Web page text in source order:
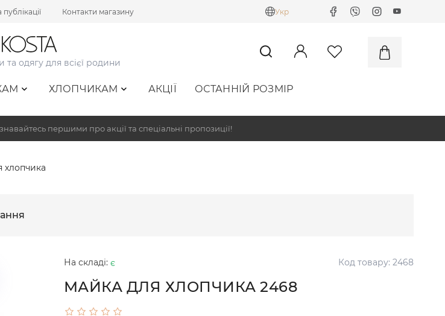
Контакти магазину Укр
та одягу для всієї родини
ХЛОПЧИКАМ АКЦІЇ ОСТАННІЙ РОЗМІР
першими про акції та спеціальні пропозиції!
хлопчика
На складі: є Код товару: 2468
МАЙКА ДЛЯ ХЛОПЧИКА 2468